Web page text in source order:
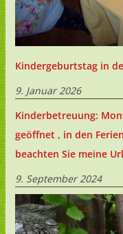
Kindergeburtstag in
9. Januar 2026
Kinderbetreuung:
geöffnet , in den
beachten Sie meine
9. September 2024